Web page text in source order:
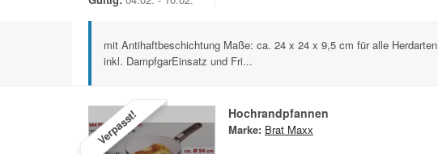
mit Antihaftbeschichtung Maße: ca. 24 x 24 x 9,5 cm für alle Herdarten
inkl. DampfgarEinsatz und Fri...
Verpasst! Hochrandpfannen
Marke: Brat Maxx